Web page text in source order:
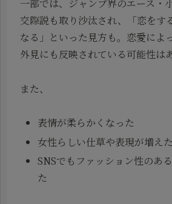
一部では、ジャンプ界のエース・
交際説も取り沙汰され、「恋をす
なる」といった見方も。恋愛によ
外見にも反映されている可能性は
また、
表情が柔らかくなった
女性らしい仕草や表現が増えた
SNSでもファッション性のあ
た